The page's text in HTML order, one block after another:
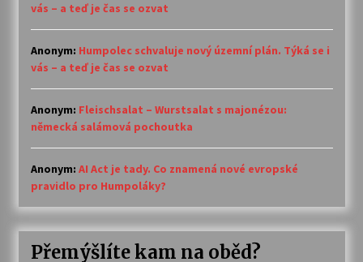
vás – a teď je čas se ozvat
Anonym: Humpolec schvaluje nový územní plán. Týká se i
vás – a teď je čas se ozvat
Anonym: Fleischsalat – Wurstsalat s majonézou:
německá salámová pochoutka
Anonym: AI Act je tady. Co znamená nové evropské
pravidlo pro Humpoláky?
Přemýšlíte kam na oběd?